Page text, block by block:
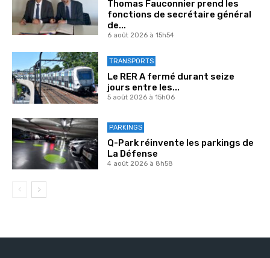
Thomas Fauconnier prend les
fonctions de secrétaire général
de...
6 août 2026 à 15h54
TRANSPORTS
Le RER A fermé durant seize
jours entre les...
5 août 2026 à 15h06
PARKINGS
Q-Park réinvente les parkings de
La Défense
4 août 2026 à 8h58